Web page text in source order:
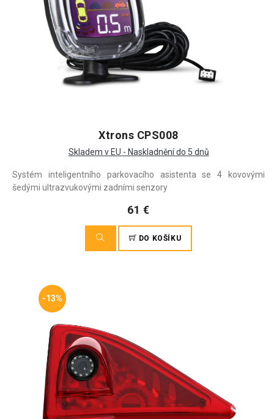
Xtrons CPS008
Skladem v EU - Naskladnění do 5 dnů
Systém inteligentního parkovacího asistenta se 4 kovovými
šedými ultrazvukovými zadními senzory
61 €
DO KOŠÍKU
-13%